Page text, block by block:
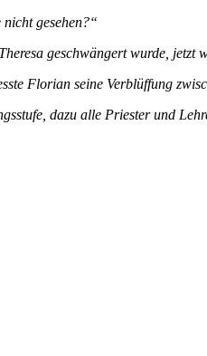
gesehen?“
geschwängert wurde, jetzt
Florian seine Verblüffung
dazu alle Priester und